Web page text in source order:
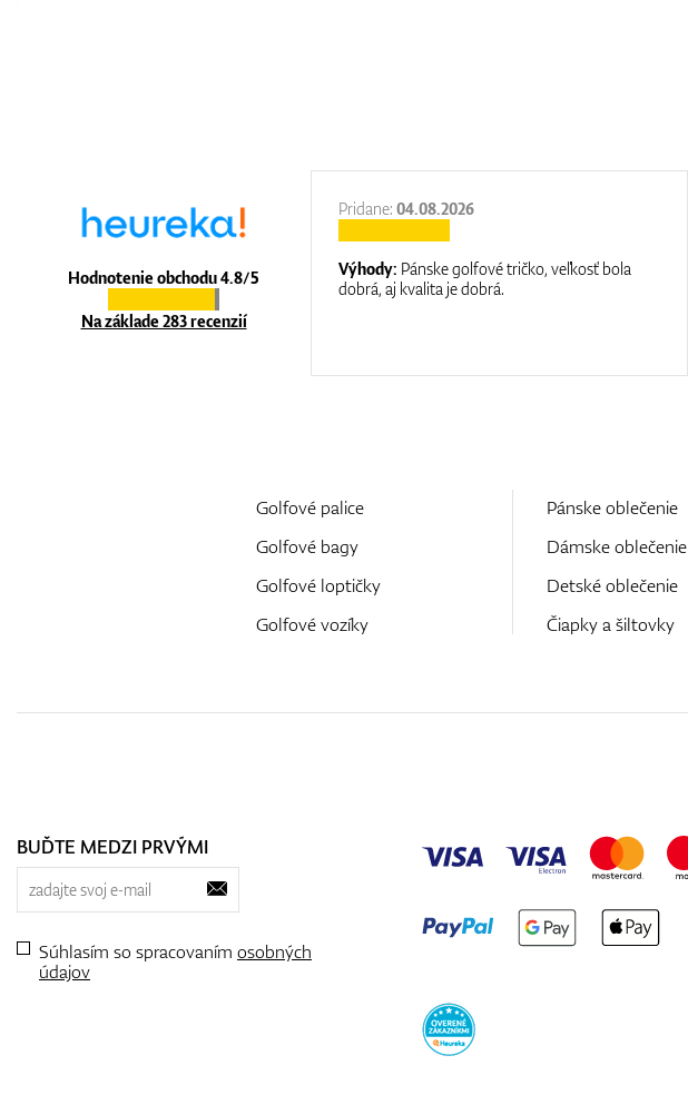
Hodnotenie obchodu 4.8/5
Na základe 283 recenzií
It is a great shop where they help you
Pridane:04.08.2026
Výhody: Pánske golfové tričko, veľkosť bola
dobrá, aj kvalita je dobrá.
Golfové palice
Golfové bagy
Golfové loptičky
Golfové vozíky
Pánske oblečenie
Dámske oblečenie
Detské oblečenie
Čiapky a šiltovky
BUĎTE MEDZI PRVÝMI
Súhlasím so spracovaním osobných
údajov